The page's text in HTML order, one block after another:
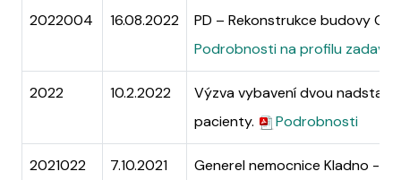
2022004 16.08.2022
PD – Rekonstrukce budovy G,
Podrobnosti na profilu
2022 10.2.2022
Výzva vybavení dvou
pacienty.
Podrobnosti
2021022 7.10.2021
Generel nemocnice Kladno -